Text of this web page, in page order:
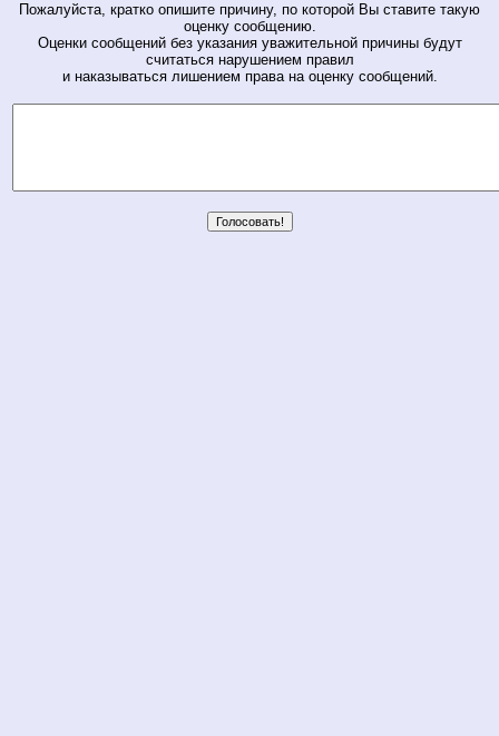
Пожалуйста, кратко опишите причину, по которой Вы ставите такую
оценку сообщению.
Оценки сообщений без указания уважительной причины будут
считаться нарушением правил
и наказываться лишением права на оценку сообщений.